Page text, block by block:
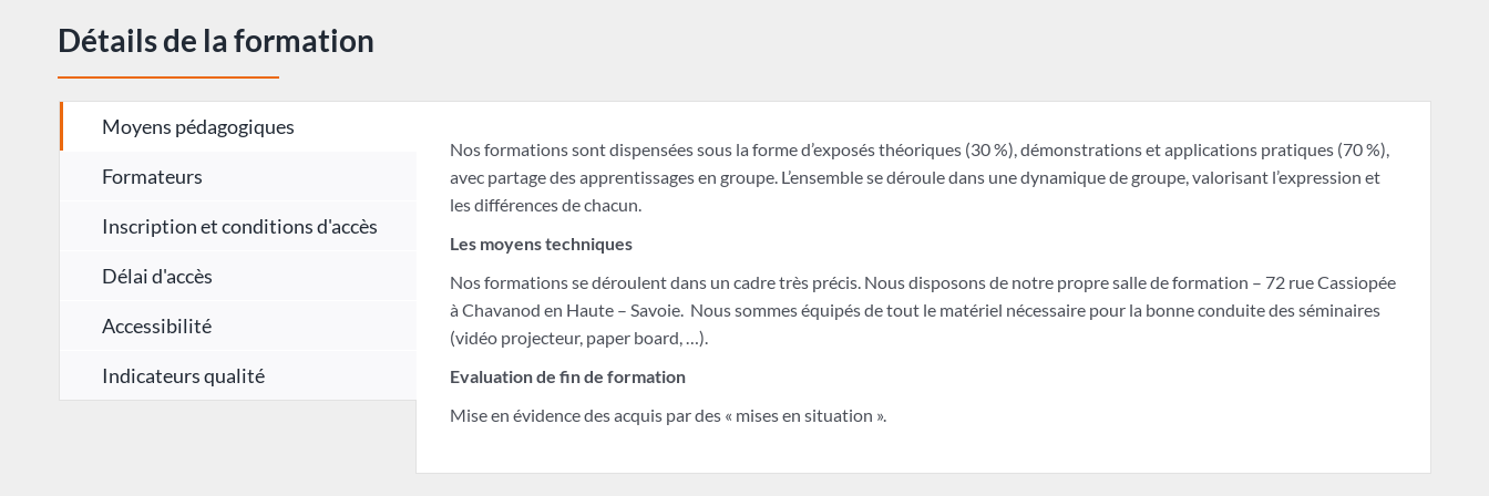
Détails de la formation
Moyens pédagogiques
Formateurs
Inscription et conditions d'accès
Délai d'accès
Accessibilité
Indicateurs qualité
Nos formations sont dispensées sous la forme d’exposés théoriques (30 %), démonstrations et applications pratiques (70 %),
avec partage des apprentissages en groupe. L’ensemble se déroule dans une dynamique de groupe, valorisant l’expression et
les différences de chacun.
Les moyens techniques
Nos formations se déroulent dans un cadre très précis. Nous disposons de notre propre salle de formation – 72 rue Cassiopée
à Chavanod en Haute – Savoie. Nous sommes équipés de tout le matériel nécessaire pour la bonne conduite des séminaires
(vidéo projecteur, paper board, …).
Evaluation de fin de formation
Mise en évidence des acquis par des « mises en situation ».